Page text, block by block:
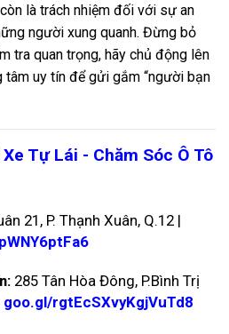
là trách nhiệm đối với sự an
người xung quanh. Đừng bỏ
tra quan trọng, hãy chủ động lên
tâm uy tín để gửi gắm “người bạn
Tự Lái - Chăm Sóc Ô Tô
21, P. Thạnh Xuân, Q.12 |
285 Tân Hòa Đông, P.Bình Trị
goo.gl/rgtEcSXvyKgjVuTd8